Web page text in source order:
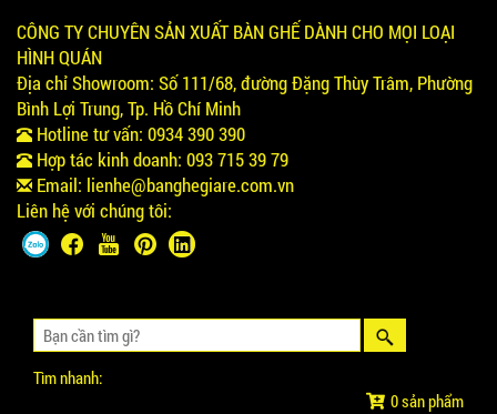
CÔNG TY CHUYÊN SẢN XUẤT BÀN GHẾ DÀNH CHO MỌI LOẠI
HÌNH QUÁN
Địa chỉ Showroom: Số 111/68, đường Đặng Thùy Trâm, Phường
Bình Lợi Trung, Tp. Hồ Chí Minh
Hotline tư vấn: 0934 390 390
Hợp tác kinh doanh: 093 715 39 79
Email: lienhe@banghegiare.com.vn
Liên hệ với chúng tôi:
Tìm nhanh:
0 sản phẩm
BÀN BAR BEER CLUB BCF SX GIÁ RẺ - MÃ SỐ:
BCF SX
750.000 VNĐ
GHẾ EAMES - GHẾ NHỰA CAFE CHÂN GỖ GIÁ RẺ
- MÃ SỐ: M002
GHẾ XẾP GẤP GIÁ RẺ - MÃ SỐ: X001